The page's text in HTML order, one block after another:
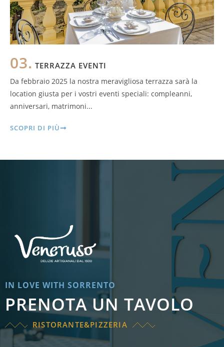
03. TERRAZZA EVENTI
Da febbraio 2025 la nostra meravigliosa terrazza sarà la
location giusta per i vostri eventi speciali: compleanni,
anniversari, matrimoni...
SCOPRI DI PIÙ
IN LOVE WITH SORRENTO
PRENOTA UN TAVOLO
RISTORANTE&PIZZERIA